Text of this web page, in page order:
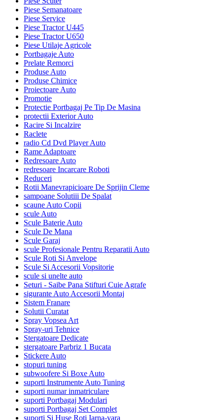
Piese Semanatoare
Piese Service
Piese Tractor U445
Piese Tractor U650
Piese Utilaje Agricole
Portbagaje Auto
Prelate Remorci
Produse Auto
Produse Chimice
Proiectoare Auto
Promotie
Protectie Portbagaj Pe Tip De Masina
protectii Exterior Auto
Racire Si Incalzire
Raclete
radio Cd Dvd Player Auto
Rame Adaptoare
Redresoare Auto
redresoare Incarcare Roboti
Reduceri
Rotii Manevrapicioare De Sprijin Cleme
sampoane Solutiii De Spalat
scaune Auto Copii
scule Auto
Scule Baterie Auto
Scule De Mana
Scule Garaj
scule Profesionale Pentru Reparatii Auto
Scule Roti Si Anvelope
Scule Si Accesorii Vopsitorie
scule si unelte auto
Seturi - Saibe Pana Stifturi Cuie Agrafe
sigurante Auto Accesorii Montaj
Sistem Franare
Solutii Curatat
Spray Vopsea Art
Spray-uri Tehnice
Stergatoare Dedicate
stergatoare Parbriz 1 Bucata
Stickere Auto
stopuri tuning
subwoofere Si Boxe Auto
suporti Instrumente Auto Tuning
suporti numar inmatriculare
suporti Portbagaj Modulari
suporti Portbagaj Set Complet
suporti Si Huse Roti Iarna-vara